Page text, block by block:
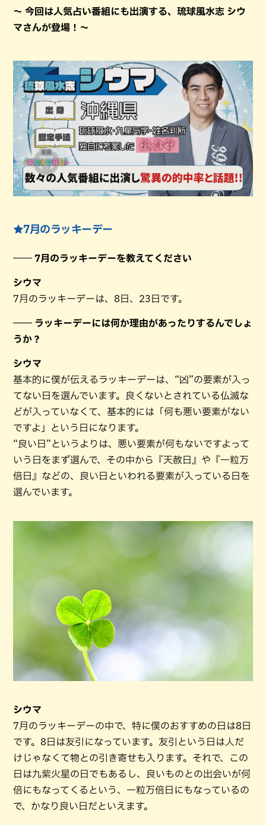
～ 今回は人気占い番組にも出演する、琉球風水志 シウ
マさんが登場！～
★7月のラッキーデー
―― 7月のラッキーデーを教えてください
シウマ
7月のラッキーデーは、8日、23日です。
―― ラッキーデーには何か理由があったりするんでしょ
うか？
シウマ
基本的に僕が伝えるラッキーデーは、“凶”の要素が入っ
てない日を選んでいます。良くないとされている仏滅な
どが入っていなくて、基本的には「何も悪い要素がない
ですよ」という日になります。
“良い日”というよりは、悪い要素が何もないですよって
いう日をまず選んで、その中から『天赦日』や『一粒万
倍日』などの、良い日といわれる要素が入っている日を
選んでいます。
シウマ
7月のラッキーデーの中で、特に僕のおすすめの日は8日
です。8日は友引になっています。友引という日は人だ
けじゃなくて物との引き寄せも入ります。それで、この
日は九紫火星の日でもあるし、良いものとの出会いが何
倍にもなってくるという、一粒万倍日にもなっているの
で、かなり良い日だといえます。